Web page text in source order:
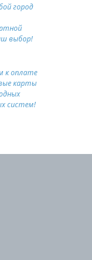
город
выбор!
к оплате
карты
систем!